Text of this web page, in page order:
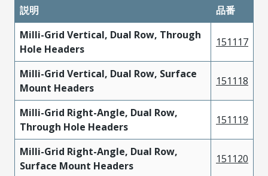
説明
品番
Milli-Grid Vertical, Dual Row, Through
Hole Headers
151117
Milli-Grid Vertical, Dual Row, Surface
Mount Headers
151118
Milli-Grid Right-Angle, Dual Row,
Through Hole Headers
151119
Milli-Grid Right-Angle, Dual Row,
Surface Mount Headers
151120